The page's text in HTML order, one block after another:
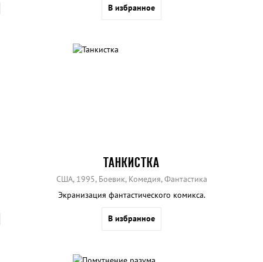
В избранное
ТАНКИСТКА
США, 1995, Боевик, Комедия, Фантастика
Экранизация фантастического комикса.
В избранное